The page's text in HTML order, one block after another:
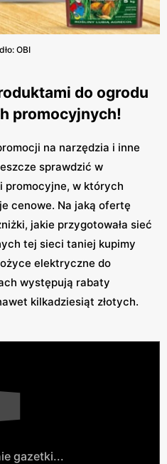
OBI
do ogrodu
promocyjnych!
na narzędzia i inne
sprawdzić w
promocyjne, w których
cenowe. Na jaką ofertę
jakie przygotowała sieć
tej sieci taniej kupimy
elektryczne do
występują rabaty
kilkadziesiąt złotych.
gazetki...